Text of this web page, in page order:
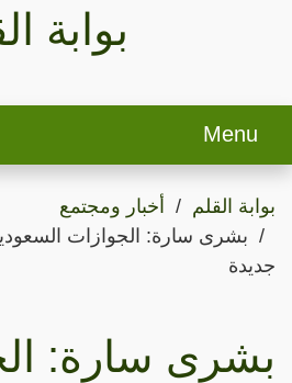
بوابة
Menu
بوابة القلم
أخبار ومجتمع
بشرى سارة: الجوازات
جديدة
بشرى سارة: